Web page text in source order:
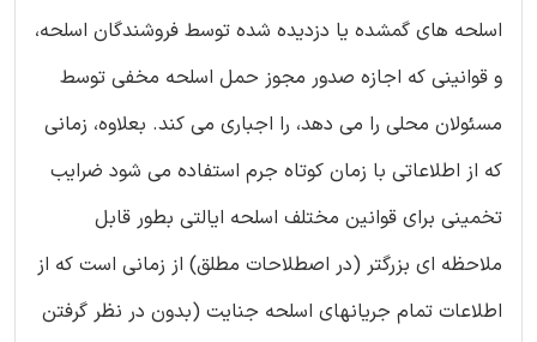
اسلحه های گمشده یا دزدیده شده توسط فروشندگان اسلحه،
و قوانینی که اجازه صدور مجوز حمل اسلحه مخفی توسط
مسئولان محلی را می دهد، را اجباری می کند. بعلاوه، زمانی
که از اطلاعاتی با زمان کوتاه جرم استفاده می شود ضرایب
تخمینی برای قوانین مختلف اسلحه ایالتی بطور قابل
ملاحظه ای بزرگتر (در اصطلاحات مطلق) از زمانی است که از
اطلاعات تمام جریانهای اسلحه جنایت (بدون در نظر گرفتن